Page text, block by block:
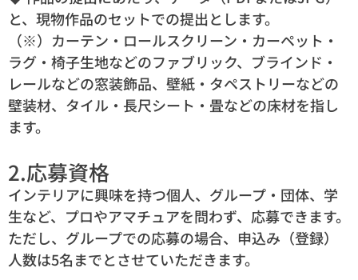
と、現物作品のセットでの提出とします。
（※）カーテン・ロールスクリーン・カーペット・
ラグ・椅子生地などのファブリック、ブラインド・
レールなどの窓装飾品、壁紙・タペストリーなどの
壁装材、タイル・長尺シート・畳などの床材を指し
ます。
2.応募資格
インテリアに興味を持つ個人、グループ・団体、学
生など、プロやアマチュアを問わず、応募できます。
ただし、グループでの応募の場合、申込み（登録）
人数は5名までとさせていただきます。